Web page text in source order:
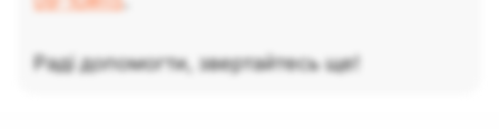
Раді допомогти, звертайтесь ще!